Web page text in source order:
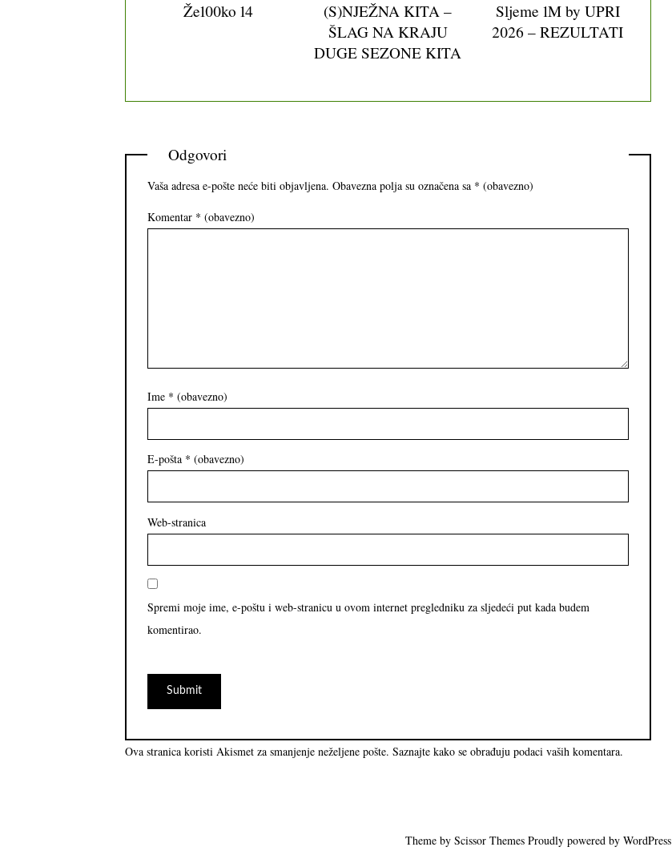
Že100ko 14
(S)NJEŽNA KITA –
ŠLAG NA KRAJU
DUGE SEZONE KITA
Sljeme 1M by UPRI
2026 – REZULTATI
Odgovori
Vaša adresa e-pošte neće biti objavljena. Obavezna polja su označena sa * (obavezno)
Komentar * (obavezno)
Ime * (obavezno)
E-pošta * (obavezno)
Web-stranica
Spremi moje ime, e-poštu i web-stranicu u ovom internet pregledniku za sljedeći put kada budem
komentirao.
Ova stranica koristi Akismet za smanjenje neželjene pošte. Saznajte kako se obrađuju podaci vaših komentara.
Theme by Scissor Themes Proudly powered by WordPress